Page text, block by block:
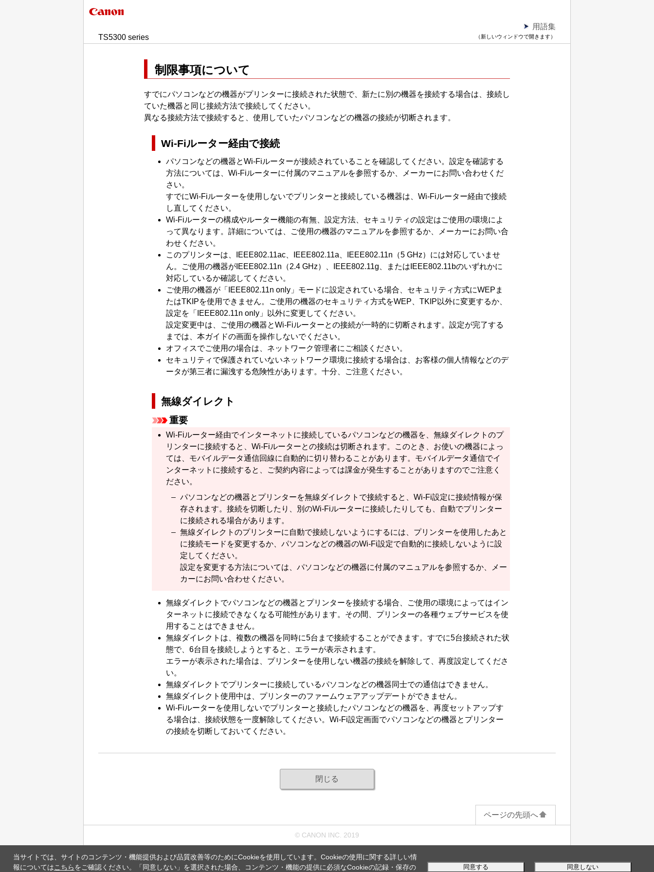
当サイトでは、サイトのコンテンツ・機能提供および品質改善等のためにCookieを使用しています。Cookieの使用に関する詳しい情
報についてはこちらをご確認ください。「同意しない」を選択された場合、コンテンツ・機能の提供に必須なCookieの記録・保存の 同意する 同意しない
TS5300 series
用語集
（新しいウィンドウで開きます）
制限事項について
すでにパソコンなどの機器がプリンターに接続された状態で、新たに別の機器を接続する場合は、接続し
ていた機器と同じ接続方法で接続してください。
異なる接続方法で接続すると、使用していたパソコンなどの機器の接続が切断されます。
Wi-Fiルーター経由で接続
パソコンなどの機器とWi-Fiルーターが接続されていることを確認してください。 設定を確認する
方法については、 Wi-Fiルーターに付属のマニュアルを参照するか、メーカーにお問い合わせくだ
さい。
すでにWi-Fiルーターを使用しないでプリンターと接続している機器は、 Wi-Fiルーター経由で接続
し直してください。
Wi-Fiルーターの構成やルーター機能の有無、設定方法、セキュリティの設定はご使用の環境によ
って異なります。 詳細については、ご使用の機器のマニュアルを参照するか、メーカーにお問い合
わせください。
このプリンターは、 IEEE802.11ac、 IEEE802.11a IEEE802.11n （5 GHz）には対応していませ
ん。
ご使用の機器がIEEE802.11n （2.4 GHz）、 IEEE802.11g 、または IEEE802.11bのいずれかに
対応しているか確認してください。
ご使用の機器が「
IEEE802.11n only」モードに設定されている場合、セキュリティ方式にWEP ま
たはTKIPを使用できません。 ご使用の機器のセキュリティ方式をWEP TKIP 以外に変更するか、
設定を「
IEEE802.11n only」以外に変更してください。
設定変更中は、ご使用の機器とWi-Fiルーターとの接続が一時的に切断されます。 設定が完了する
までは、本ガイドの画面を操作しないでください。
オフィスでご使用の場合は、ネットワーク管理者にご相談ください。
セキュリティで保護されていないネットワーク環境に接続する場合は、お客様の個人情報などのデ
ータが第三者に漏洩する危険性があります。 十分、ご注意ください。
無線ダイレクト
重要
Wi-Fiルーター経由でインターネットに接続しているパソコンなどの機器を、 無線ダイレクト のプ
リンターに接続すると、 Wi-Fiルーターとの接続は切断されます。
このとき、お使いの機器によっ
ては、モバイルデータ通信回線に自動的に切り替わることがあります。 モバイルデータ通信でイ
ンターネットに接続すると、ご契約内容によっては課金が発生することがありますのでご注意く
ださい。
パソコンなどの機器と プリンターを無線ダイレクト で接続すると、 Wi-Fi設定に接続情報が保
存されます。 接続を切断したり、別のWi-Fiルーターに接続したりしても、自動でプリンター
に接続される場合があります。
無線ダイレクト のプリンターに自動で接続しないようにするには、 プリンターを使用したあと
に接続モードを変更するか、パソコンなどの機器のWi-Fi設定で自動的に接続しないように設
定してください。
設定を変更する方法については、パソコンなどの機器に付属のマニュアルを参照するか、メー
カーにお問い合わせください。
無線ダイレクト でパソコンなどの機器と プリンターを接続する場合、ご使用の環境によってはイン
ターネットに接続できなくなる可能性があります。 その間、 プリンターの各種ウェブサービスを使
用することはできません。
無線ダイレクト は、複数の機器を同時に5台まで接続することができます。 すでに5台接続された状
態で、6台目を接続しようとすると、エラーが表示されます。
エラーが表示された場合は、 プリンターを使用しない機器の接続を解除して、再度設定してくださ
い。
無線ダイレクト でプリンターに接続しているパソコンなどの機器同士での通信はできません。
無線ダイレクト 使用中は、 プリンターのファームウェアアップデートができません。
Wi-Fiルーターを使用しないでプリンターと接続したパソコンなどの機器を、再度セットアップす
る場合は、接続状態を一度解除してください。 Wi-Fi設定画面でパソコンなどの機器と プリンター
の接続を切断しておいてください。
閉じる
ページの先頭へ
© CANON INC. 2019